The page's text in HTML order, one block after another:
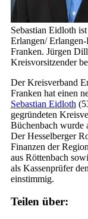
Sebastian Eidloth
Erlangen/
Franken. Jürgen
Kreisvorsitzender
Der Kreisverband
Franken hat einen
Sebastian Eidloth
gegründeten
Büchenbach wurde
Der Hesselberger
Finanzen der
aus Röttenbach
als Kassenprüfer
einstimmig.
Teilen über: